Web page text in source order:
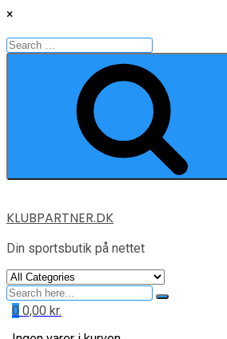
×
Search
for:
Skip
content
KLUBPARTNER.DK
Din sportsbutik på nettet
Search
for
0 0,00 kr.